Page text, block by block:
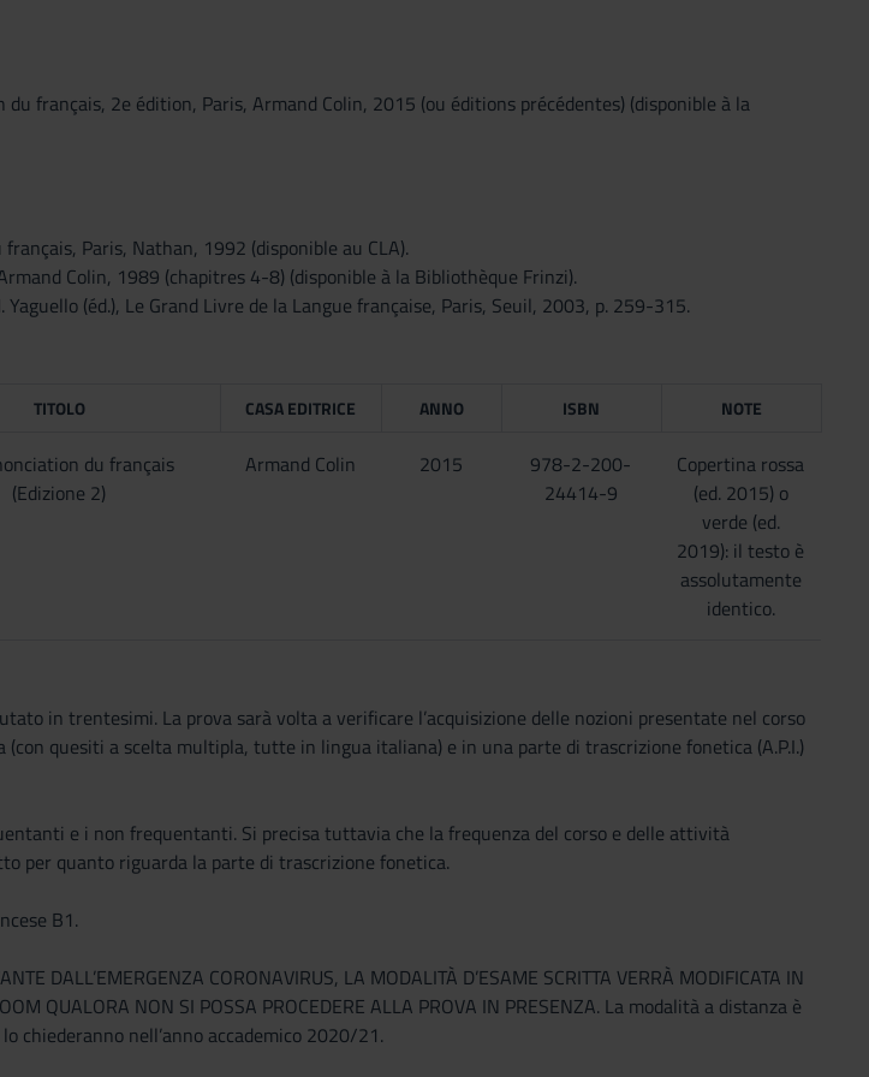
français, 2e édition, Paris, Armand Colin, 2015 (ou éditions précédentes) (disponible à la
Paris, Nathan, 1992 (disponible au CLA).
Colin, 1989 (chapitres 4-8) (disponible à la Bibliothèque Frinzi).
(éd.), Le Grand Livre de la Langue française, Paris, Seuil, 2003, p. 259-315.
TITOLO CASA EDITRICE ANNO ISBN NOTE
du français
(Edizione 2)
Armand Colin 2015
978-2-200-
24414-9
Copertina rossa
(ed. 2015) o
verde (ed.
2019): il testo è
assolutamente
identico.
in trentesimi. La prova sarà volta a verificare l’acquisizione delle nozioni presentate nel corso
quesiti a scelta multipla, tutte in lingua italiana) e in una parte di trascrizione fonetica (A.P.I.)
e i non frequentanti. Si precisa tuttavia che la frequenza del corso e delle attività
per quanto riguarda la parte di trascrizione fonetica.
B1.
DALL’EMERGENZA CORONAVIRUS, LA MODALITÀ D’ESAME SCRITTA VERRÀ MODIFICATA IN
QUALORA NON SI POSSA PROCEDERE ALLA PROVA IN PRESENZA. La modalità a distanza è
nell’anno accademico 2020/21.